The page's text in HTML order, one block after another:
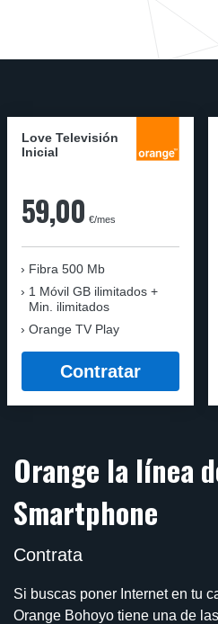
Love Televisión
Inicial
59,00 €/mes
Fibra 500 Mb
1 Móvil GB ilimitados +
Min. ilimitados
Orange TV Play
Contratar
Orange la línea
Smartphone
Contrata
Si buscas poner Internet en tu
Orange Bohoyo tiene una de